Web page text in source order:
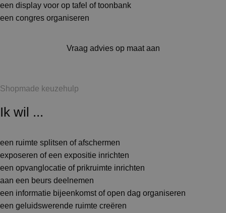
een display voor op tafel of toonbank
een congres organiseren
Vraag advies op maat aan
Shopmade keuzehulp
Ik wil ...
een ruimte splitsen of afschermen
exposeren of een expositie inrichten
een opvanglocatie of prikruimte inrichten
aan een beurs deelnemen
een informatie bijeenkomst of open dag organiseren
een geluidswerende ruimte creëren